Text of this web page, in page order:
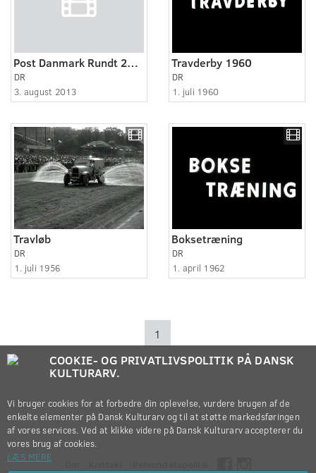
Post Danmark Rundt 2013 5ETAPEREFERAT
DR
3. august 2013
Travderby 1960
DR
1. juli 1960
Travløb
DR
1. juli 1956
Boksetræning
DR
1. april 1962
1
COOKIE- OG PRIVATLIVSPOLITIK PÅ DANSK
KULTURARV.
Vi bruger cookies for at forbedre din oplevelse, vurdere brugen af de
enkelte elementer på Dansk Kulturarv og til at støtte markedsføringen
af vores services. Ved at klikke videre på Dansk Kulturarv accepterer du
vores brug af cookies.
LÆS MERE